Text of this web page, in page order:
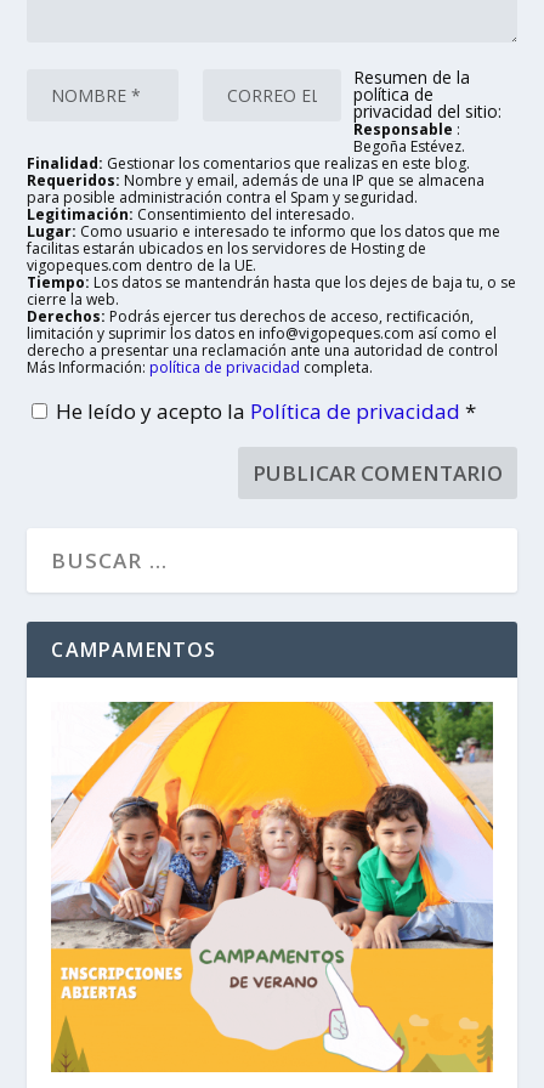
Resumen de la
política de
privacidad del sitio:
Responsable :
Begoña Estévez.
Finalidad: Gestionar los comentarios que realizas en este blog.
Requeridos: Nombre y email, además de una IP que se almacena
para posible administración contra el Spam y seguridad.
Legitimación: Consentimiento del interesado.
Lugar: Como usuario e interesado te informo que los datos que me
facilitas estarán ubicados en los servidores de Hosting de
vigopeques.com dentro de la UE.
Tiempo: Los datos se mantendrán hasta que los dejes de baja tu, o se
cierre la web.
Derechos: Podrás ejercer tus derechos de acceso, rectificación,
limitación y suprimir los datos en info@vigopeques.com así como el
derecho a presentar una reclamación ante una autoridad de control
Más Información: política de privacidad completa.
He leído y acepto la Política de privacidad*
CAMPAMENTOS